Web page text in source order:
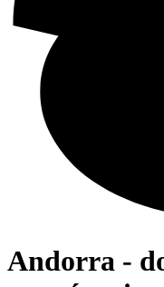
Andorra -